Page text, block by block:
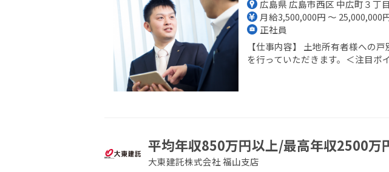
広島県 広島市西区 中広町３丁
月給3,500,000円 ～ 25,000,000
正社員
【仕事内容】 土地所有者様への
を行っていただきます。＜注目ポ
平均年収850万円以上/最高年収2500万
大東建託株式会社 福山支店